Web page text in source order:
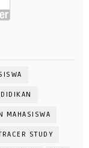
MAHASISWA
STUDY